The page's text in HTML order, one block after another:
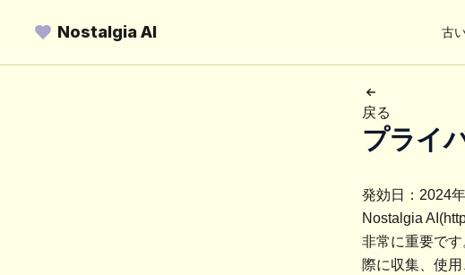
Nostalgia AI 古
戻る
プライ
発効日：2024
Nostalgia
非常に重要で
際に収集、使